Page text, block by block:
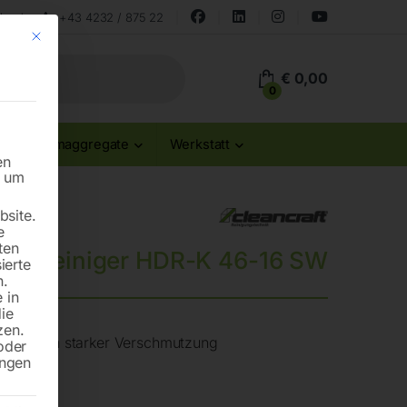
+43 4232 / 875 22
0
€ 0,00
Stromaggregate Werkstatt
HDR-K 46-16 SW
von starker Verschmutzung
Mit diesem Button wird der Dialog geschlossen. Seine Funktionalität ist
in